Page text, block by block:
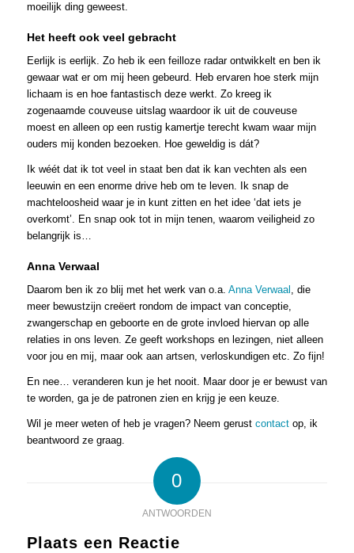
moeilijk ding geweest.
Het heeft ook veel gebracht
Eerlijk is eerlijk. Zo heb ik een feilloze radar ontwikkelt en ben ik
gewaar wat er om mij heen gebeurd. Heb ervaren hoe sterk mijn
lichaam is en hoe fantastisch deze werkt. Zo kreeg ik
zogenaamde couveuse uitslag waardoor ik uit de couveuse
moest en alleen op een rustig kamertje terecht kwam waar mijn
ouders mij konden bezoeken. Hoe geweldig is dát?
Ik wéét dat ik tot veel in staat ben dat ik kan vechten als een
leeuwin en een enorme drive heb om te leven. Ik snap de
machteloosheid waar je in kunt zitten en het idee ‘dat iets je
overkomt’. En snap ook tot in mijn tenen, waarom veiligheid zo
belangrijk is…
Anna Verwaal
Daarom ben ik zo blij met het werk van o.a. Anna Verwaal , die
meer bewustzijn creëert rondom de impact van conceptie,
zwangerschap en geboorte en de grote invloed hiervan op alle
relaties in ons leven. Ze geeft workshops en lezingen, niet alleen
voor jou en mij, maar ook aan artsen, verloskundigen etc. Zo fijn!
En nee… veranderen kun je het nooit. Maar door je er bewust van
te worden, ga je de patronen zien en krijg je een keuze.
Wil je meer weten of heb je vragen? Neem gerust contactop, ik
beantwoord ze graag.
0
ANTWOORDEN
Plaats een Reactie